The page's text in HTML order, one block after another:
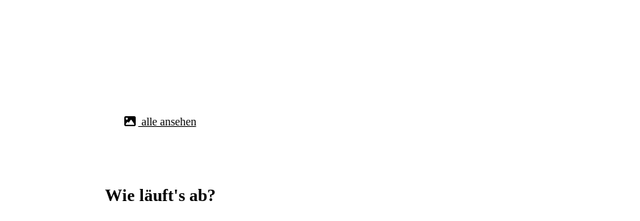
alle ansehen
Wie läuft's ab?